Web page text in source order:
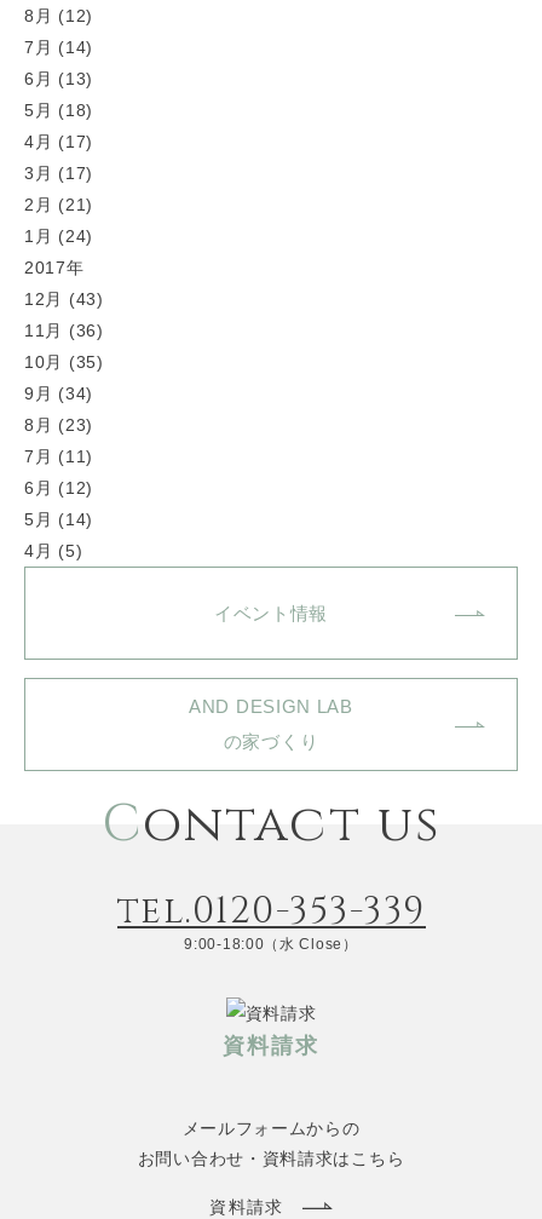
8月 (12)
7月 (14)
6月 (13)
5月 (18)
4月 (17)
3月 (17)
2月 (21)
1月 (24)
2017年
12月 (43)
11月 (36)
10月 (35)
9月 (34)
8月 (23)
7月 (11)
6月 (12)
5月 (14)
4月 (5)
イベント情報
AND DESIGN LAB
の家づくり
Contact us
tel.0120-353-339
9:00-18:00（水 Close）
資料請求
メールフォームからの
お問い合わせ・資料請求はこちら
資料請求